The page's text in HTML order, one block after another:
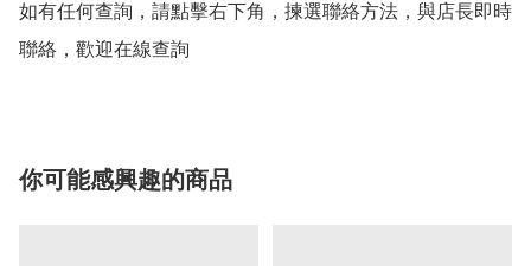
如有任何查詢，請點擊右下角，揀選聯絡方法，與店長即時
聯絡，歡迎在線查詢
你可能感興趣的商品